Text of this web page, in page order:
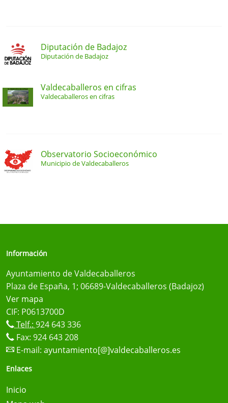
Diputación de Badajoz
Diputación de Badajoz
Valdecaballeros en cifras
Valdecaballeros en cifras
Observatorio Socioeconómico
Municipio de Valdecaballeros
Información
Ayuntamiento de Valdecaballeros
Plaza de España, 1; 06689-Valdecaballeros (Badajoz)
Ver mapa
CIF: P0613700D
Telf.: 924 643 336
Fax: 924 643 208
E-mail: ayuntamiento[@]valdecaballeros.es
Enlaces
Inicio